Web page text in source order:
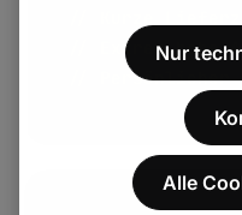
// Extrem hohe
// Persönlicher
Nur
Alle